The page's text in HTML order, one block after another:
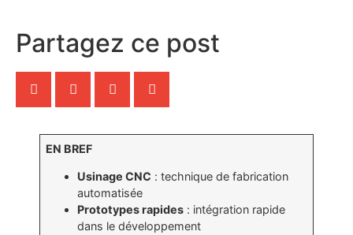
Partagez ce post
EN BREF
Usinage CNC : technique de fabrication
automatisée
Prototypes rapides : intégration rapide
dans le développement